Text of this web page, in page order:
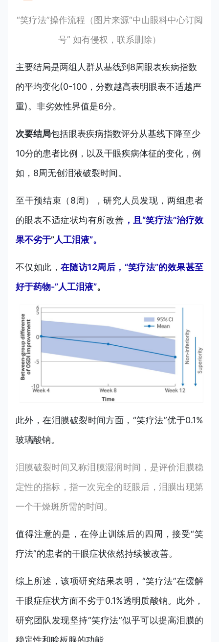
“笑疗法”操作流程（图片来源“中山眼科中心订阅
号” 如有侵权，联系删除）
主要结局是两组人群从基线到8周眼表疾病指数
的平均变化(0-100，分数越高表明眼表不适越严
重)。非劣效性界值是6分。
次要结局包括眼表疾病指数评分从基线下降至少
10分的患者比例，以及干眼疾病体征的变化，例
如，8周无创泪液破裂时间。
至干预结束（8周），研究人员发现，两组患者
的眼表不适症状均有所改善 ，且“笑疗法”治疗效
果不劣于”人工泪液”。
不仅如此， 在随访12周后，“笑疗法”的效果甚至
好于药物-”人工泪液”。
此外，在泪膜破裂时间方面，“笑疗法”优于0.1%
玻璃酸钠。
泪膜破裂时间又称泪膜湿润时间，是评价泪膜稳
定性的指标，指一次完全的眨眼后，泪膜出现第
一个干燥斑所需的时间。
值得注意的是，在停止训练后的四周，接受“笑
疗法”的患者的干眼症状依然持续被改善。
综上所述，该项研究结果表明，“笑疗法”在缓解
干眼症症状方面不劣于0.1%透明质酸钠。此外，
研究团队发现坚持“笑疗法”似乎可以提高泪膜的
稳定性和睑板腺的功能。